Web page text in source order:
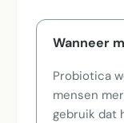
Wanneer
Probiotica
mensen
gebruik dat